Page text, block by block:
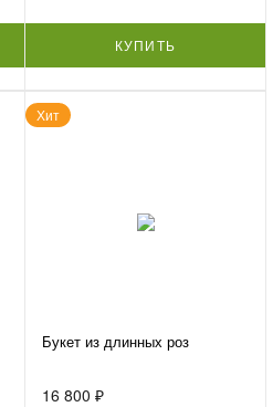
КУПИТЬ
Хит
Букет из длинных роз
16 800 ₽